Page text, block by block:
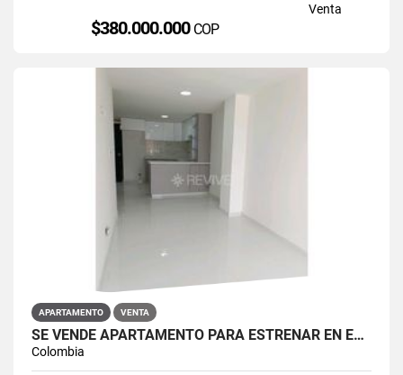
Venta
$380.000.000 COP
APARTAMENTO VENTA
SE VENDE APARTAMENTO PARA ESTRENAR EN EL BARRIO RESTREPO
Colombia